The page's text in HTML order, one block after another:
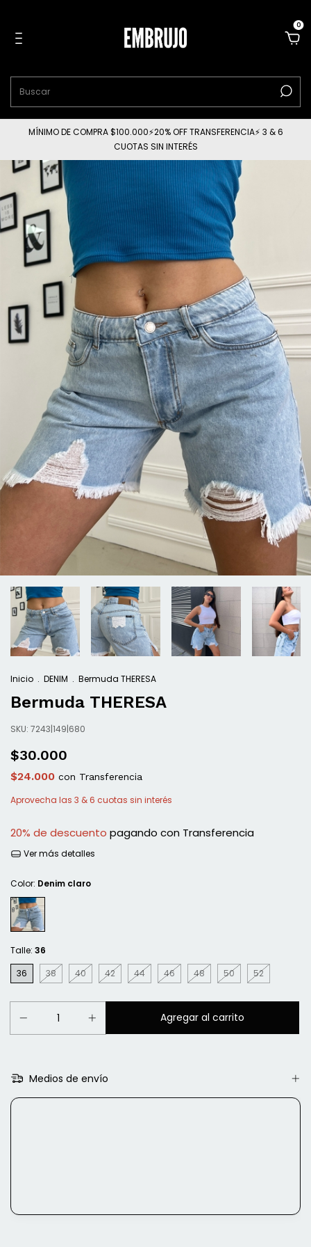
0
MÍNIMO DE COMPRA $100.000⚡20% OFF TRANSFERENCIA⚡ 3 & 6
CUOTAS SIN INTERÉS
Inicio . DENIM . Bermuda THERESA
Bermuda THERESA
SKU: 7243|149|680
$30.000
$24.000 con Transferencia
20% de descuento pagando con Transferencia
Ver más detalles
Color: Denim claro
Talle: 36
36
38 40 42 44 46 48 50 52
Medios de envío